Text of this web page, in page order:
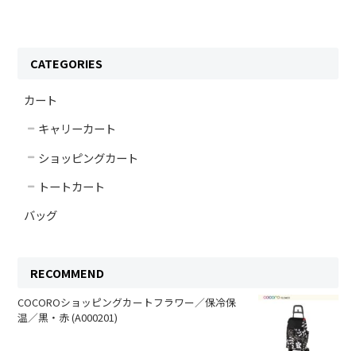
CATEGORIES
カート
キャリーカート
ショッピングカート
トートカート
バッグ
RECOMMEND
COCOROショッピングカートフラワー／保冷保
温／黒・赤 (A000201)